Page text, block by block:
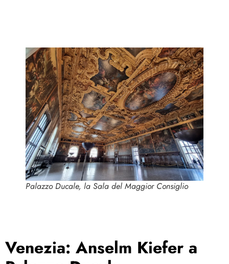
Palazzo Ducale, la Sala del Maggior Consiglio
Venezia: Anselm Kiefer a